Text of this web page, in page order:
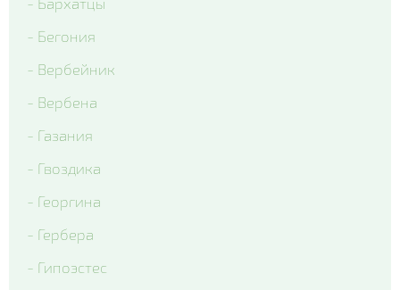
- Matrix White Blotch
- Вся виола
- Бегония
- Вербейник
- Вербена
- Газания
- Гвоздика
- Георгина
- Гербера
- Гипоэстес